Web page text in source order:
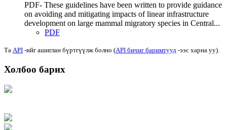
PDF- These guidelines have been written to provide guidance
on avoiding and mitigating impacts of linear infrastructure
development on large mammal migratory species in Central...
PDF
Та API -ийг ашиглан бүртгүүлж болно (API бичиг баримтууд -ээс харна уу).
Холбоо барих